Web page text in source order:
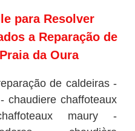
para Resolver
a Reparação de
da Oura
de caldeiras -
chaudiere chaffoteaux
maury -